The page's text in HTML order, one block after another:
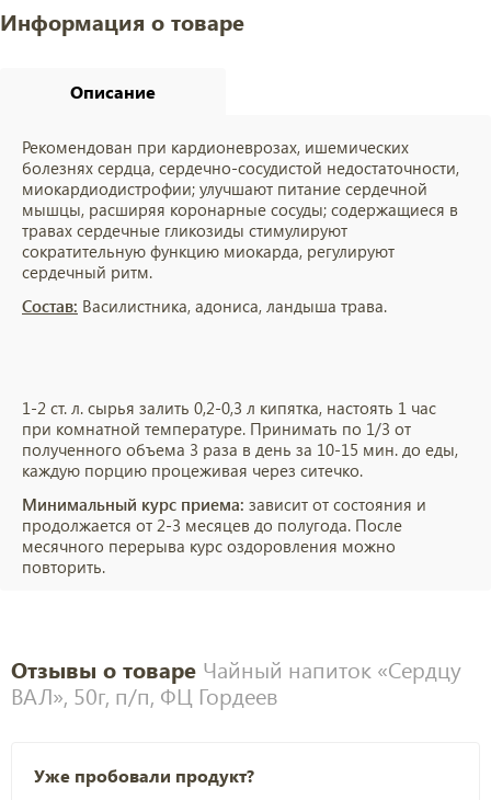
Информация о товаре
Описание
Рекомендован при кардионеврозах, ишемических
болезнях сердца, сердечно-сосудистой недостаточности,
миокардиодистрофии; улучшают питание сердечной
мышцы, расширяя коронарные сосуды; содержащиеся в
травах сердечные гликозиды стимулируют
сократительную функцию миокарда, регулируют
сердечный ритм.
Состав: Василистника, адониса, ландыша трава.
1-2 ст. л. сырья залить 0,2-0,3 л кипятка, настоять 1 час
при комнатной температуре. Принимать по 1/3 от
полученного объема 3 раза в день за 10-15 мин. до еды,
каждую порцию процеживая через ситечко.
Минимальный курс приема: зависит от состояния и
продолжается от 2-3 месяцев до полугода. После
месячного перерыва курс оздоровления можно
повторить.
Отзывы о товаре Чайный напиток «Сердцу
ВАЛ», 50г, п/п, ФЦ Гордеев
Уже пробовали продукт?